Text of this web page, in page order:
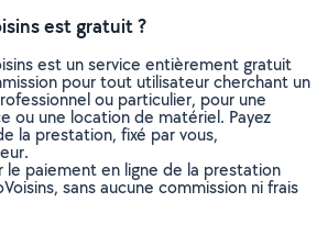
est gratuit ?
est un service entièrement gratuit
pour tout utilisateur cherchant un
ou particulier, pour une
ou une location de matériel. Payez
la prestation, fixé par vous,
le paiement en ligne de la prestation
sans aucune commission ni frais